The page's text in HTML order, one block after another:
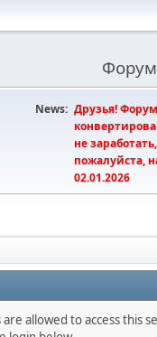
News: Друзья!
не
пожалуйста,
02.01.2026
allowed to access this